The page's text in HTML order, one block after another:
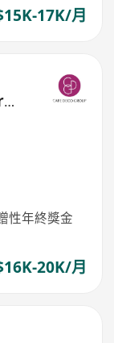
17K/月
性年終獎金
20K/月